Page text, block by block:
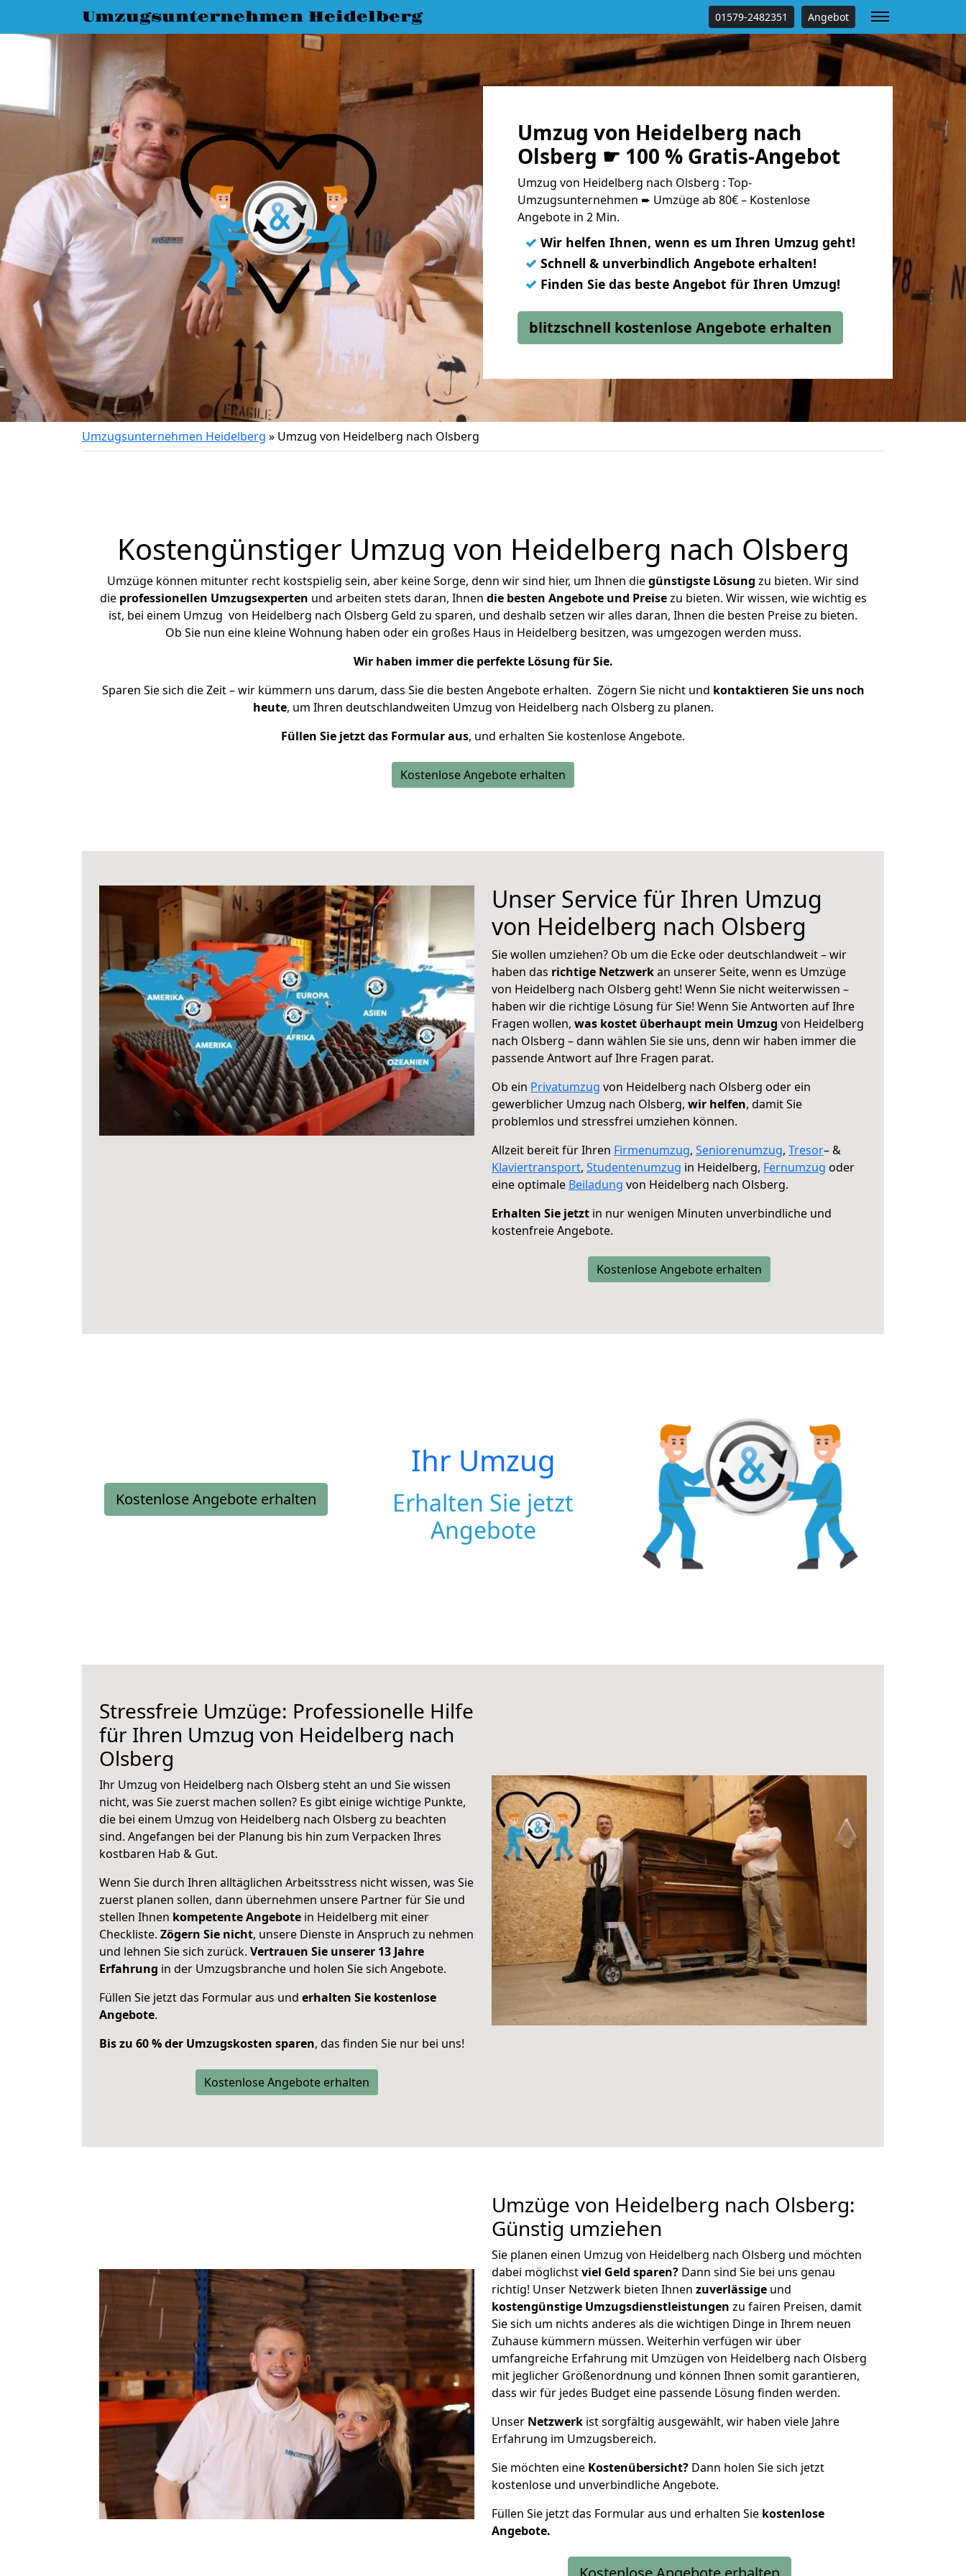
Umzugsunternehmen Heidelberg 01579-2482351 Angebot
Umzug von Heidelberg nach
Olsberg ☛ 100 % Gratis-Angebot
Umzug von Heidelberg nach Olsberg : Top-
Umzugsunternehmen ➨ Umzüge ab 80€ – Kostenlose
Angebote in 2 Min.
✓ Wir helfen Ihnen, wenn es um Ihren Umzug geht!
✓ Schnell & unverbindlich Angebote erhalten!
✓ Finden Sie das beste Angebot für Ihren Umzug!
blitzschnell kostenlose Angebote erhalten
Umzugsunternehmen Heidelberg » Umzug von Heidelberg nach Olsberg
Kostengünstiger Umzug von Heidelberg nach Olsberg
Umzüge können mitunter recht kostspielig sein, aber keine Sorge, denn wir sind hier, um Ihnen diegünstigste Lösung zu bieten. Wir sind
die professionellen Umzugsexperten und arbeiten stets daran, Ihnen die besten Angebote und Preisezu bieten. Wir wissen, wie wichtig es
ist, bei einem Umzug von Heidelberg nach Olsberg Geld zu sparen, und deshalb setzen wir alles daran, Ihnen die besten Preise zu bieten.
Ob Sie nun eine kleine Wohnung haben oder ein großes Haus in Heidelberg besitzen, was umgezogen werden muss.
Wir haben immer die perfekte Lösung für Sie.
Sparen Sie sich die Zeit – wir kümmern uns darum, dass Sie die besten Angebote erhalten. Zögern Sie nicht und kontaktieren Sie uns noch
heute, um Ihren deutschlandweiten Umzug von Heidelberg nach Olsberg zu planen.
Füllen Sie jetzt das Formular aus, und erhalten Sie kostenlose Angebote.
Kostenlose Angebote erhalten
Unser Service für Ihren Umzug
von Heidelberg nach Olsberg
Sie wollen umziehen? Ob um die Ecke oder deutschlandweit – wir
haben das richtige Netzwerkan unserer Seite, wenn es Umzüge
von Heidelberg nach Olsberg geht! Wenn Sie nicht weiterwissen –
haben wir die richtige Lösung für Sie! Wenn Sie Antworten auf Ihre
Fragen wollen, was kostet überhaupt mein Umzug von Heidelberg
nach Olsberg – dann wählen Sie sie uns, denn wir haben immer die
passende Antwort auf Ihre Fragen parat.
Ob ein Privatumzug von Heidelberg nach Olsberg oder ein
gewerblicher Umzug nach Olsberg, wir helfen, damit Sie
problemlos und stressfrei umziehen können.
Allzeit bereit für Ihren Firmenumzug, Seniorenumzug, Tresor– &
Klaviertransport, Studentenumzug in Heidelberg, Fernumzug oder
eine optimale Beiladung von Heidelberg nach Olsberg.
Erhalten Sie jetzt in nur wenigen Minuten unverbindliche und
kostenfreie Angebote.
Kostenlose Angebote erhalten
Kostenlose Angebote erhalten
Ihr Umzug
Erhalten Sie jetzt
Angebote
Stressfreie Umzüge: Professionelle Hilfe
für Ihren Umzug von Heidelberg nach
Olsberg
Ihr Umzug von Heidelberg nach Olsberg steht an und Sie wissen
nicht, was Sie zuerst machen sollen? Es gibt einige wichtige Punkte,
die bei einem Umzug von Heidelberg nach Olsberg zu beachten
sind. Angefangen bei der Planung bis hin zum Verpacken Ihres
kostbaren Hab & Gut.
Wenn Sie durch Ihren alltäglichen Arbeitsstress nicht wissen, was Sie
zuerst planen sollen, dann übernehmen unsere Partner für Sie und
stellen Ihnen kompetente Angebote in Heidelberg mit einer
Checkliste. Zögern Sie nicht, unsere Dienste in Anspruch zu nehmen
und lehnen Sie sich zurück. Vertrauen Sie unserer 13 Jahre
Erfahrung in der Umzugsbranche und holen Sie sich Angebote.
Füllen Sie jetzt das Formular aus und erhalten Sie kostenlose
Angebote.
Bis zu 60 % der Umzugskosten sparen, das finden Sie nur bei uns!
Kostenlose Angebote erhalten
Umzüge von Heidelberg nach Olsberg:
Günstig umziehen
Sie planen einen Umzug von Heidelberg nach Olsberg und möchten
dabei möglichstviel Geld sparen? Dann sind Sie bei uns genau
richtig! Unser Netzwerk bieten Ihnen zuverlässige und
kostengünstige Umzugsdienstleistungen zu fairen Preisen, damit
Sie sich um nichts anderes als die wichtigen Dinge in Ihrem neuen
Zuhause kümmern müssen. Weiterhin verfügen wir über
umfangreiche Erfahrung mit Umzügen von Heidelberg nach Olsberg
mit jeglicher Größenordnung und können Ihnen somit garantieren,
dass wir für jedes Budget eine passende Lösung finden werden.
Unser Netzwerk ist sorgfältig ausgewählt, wir haben viele Jahre
Erfahrung im Umzugsbereich.
Sie möchten eine Kostenübersicht? Dann holen Sie sich jetzt
kostenlose und unverbindliche Angebote.
Füllen Sie jetzt das Formular aus und erhalten Sie kostenlose
Angebote.